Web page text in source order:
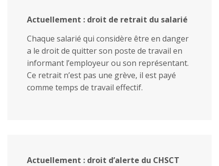
Actuellement : droit de retrait du salarié
Chaque salarié qui considère être en danger
a le droit de quitter son poste de travail en
informant l’employeur ou son représentant.
Ce retrait n’est pas une grève, il est payé
comme temps de travail effectif.
Actuellement : droit d’alerte du CHSCT